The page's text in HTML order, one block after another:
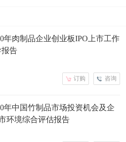
年肉制品企业创业板IPO上市工作
报告
咨询
订购
年中国竹制品市场投资机会及企
环境综合评估报告